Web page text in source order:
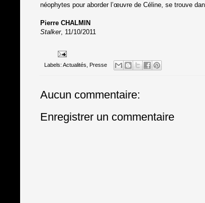
néophytes pour aborder l’œuvre de Céline, se trouve
Pierre CHALMIN
Stalker, 11/10/2011
Labels: Actualités Presse
Aucun commentaire:
Enregistrer un commentaire